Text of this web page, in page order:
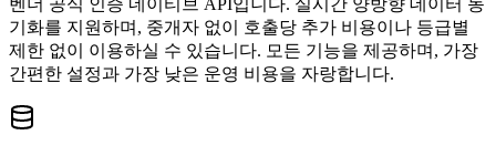
벤더 공식 인증 네이티브 API입니다. 실시간 양방향 데이터 동
기화를 지원하며, 중개자 없이 호출당 추가 비용이나 등급별
제한 없이 이용하실 수 있습니다. 모든 기능을 제공하며, 가장
간편한 설정과 가장 낮은 운영 비용을 자랑합니다.